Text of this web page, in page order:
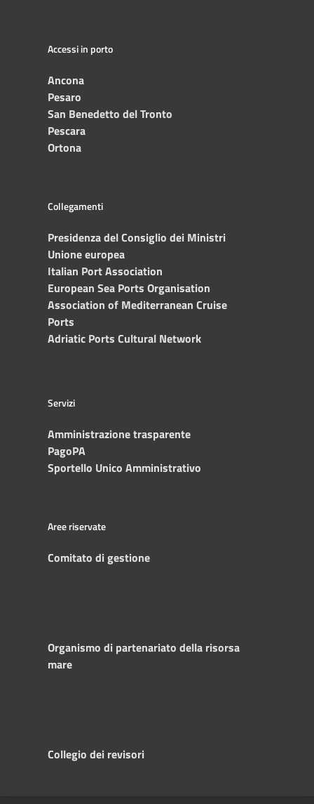
Accessi in porto
Ancona
Pesaro
San Benedetto del Tronto
Pescara
Ortona
Collegamenti
Presidenza del Consiglio dei Ministri
Unione europea
Italian Port Association
European Sea Ports Organisation
Association of Mediterranean Cruise
Ports
Adriatic Ports Cultural Network
Servizi
Amministrazione trasparente
PagoPA
Sportello Unico Amministrativo
Aree riservate
Comitato di gestione
Organismo di partenariato della risorsa
mare
Collegio dei revisori